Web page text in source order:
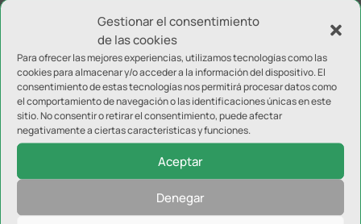
Gestionar el consentimiento
de las cookies
Para ofrecer las mejores experiencias, utilizamos tecnologías como las
cookies para almacenar y/o acceder a la información del dispositivo. El
consentimiento de estas tecnologías nos permitirá procesar datos como
el comportamiento de navegación o las identificaciones únicas en este
sitio. No consentir o retirar el consentimiento, puede afectar
negativamente a ciertas características y funciones.
Aceptar
Denegar
Enviar comentario
Tu dirección de correo electrónico no será publicada.
campos obligatorios están marcados con*